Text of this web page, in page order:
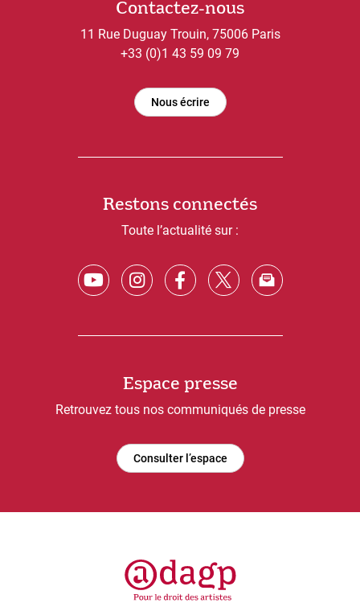
Contactez-nous
11 Rue Duguay Trouin, 75006 Paris
+33 (0)1 43 59 09 79
Nous écrire
Restons connectés
Toute l’actualité sur :
Espace presse
Retrouvez tous nos communiqués de presse
Consulter l’espace